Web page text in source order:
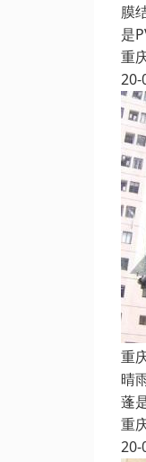
膜
是
重
20-
重
晴
蓬
重
20-